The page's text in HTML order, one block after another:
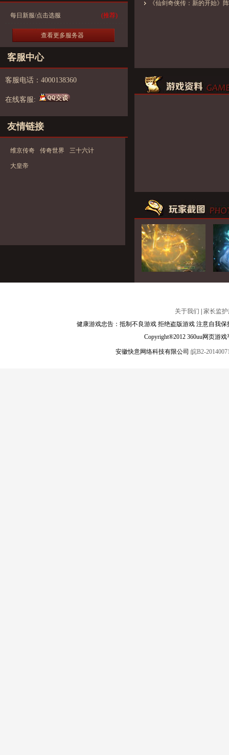
每日新服/点击选服 (推荐)
查看更多服务器
客服中心
客服电话：4000138360
在线客服:
友情链接
维京传奇 传奇世界 三十六计
大皇帝
剑之旅
《仙剑奇侠传：新的开始》
关于我们
家长监
健康游戏忠告：抵制不良游戏 拒绝盗版游戏 注意自我
Copyright®2012 360uu网页游
安徽快意网络科技有限公司 皖B2-